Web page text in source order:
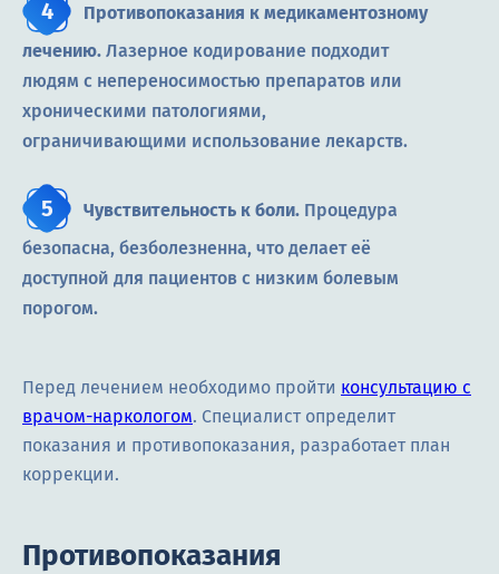
Противопоказания к медикаментозному
лечению. Лазерное кодирование подходит
людям с непереносимостью препаратов или
хроническими патологиями,
ограничивающими использование лекарств.
Чувствительность к боли. Процедура
безопасна, безболезненна, что делает её
доступной для пациентов с низким болевым
порогом.
Перед лечением необходимо пройти консультацию с
врачом-наркологом. Специалист определит
показания и противопоказания, разработает план
коррекции.
Противопоказания